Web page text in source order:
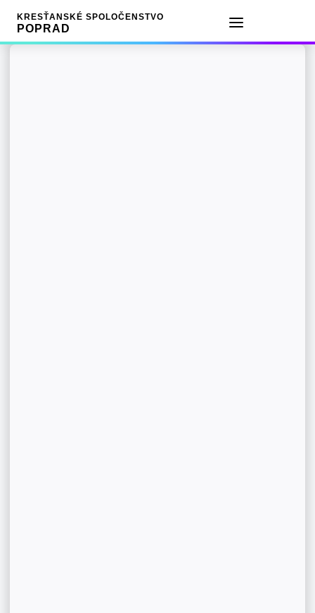
KRESŤANSKÉ SPOLOČENSTVO
POPRAD